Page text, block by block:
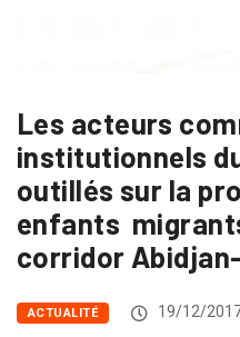
Les acteurs
institutionnels
outillés sur la
enfants
corridor
ACTUALITÉ 19/12/